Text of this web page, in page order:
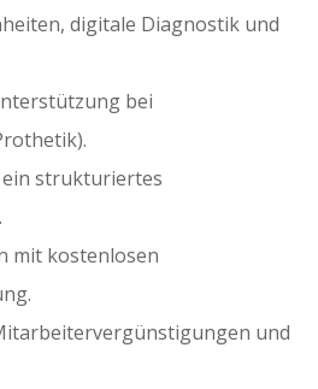
digitale Diagnostik und
bei
ein strukturiertes
mit kostenlosen
und